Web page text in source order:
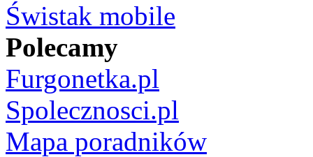
Świstak mobile
Polecamy
Furgonetka.pl
Spolecznosci.pl
Mapa poradników